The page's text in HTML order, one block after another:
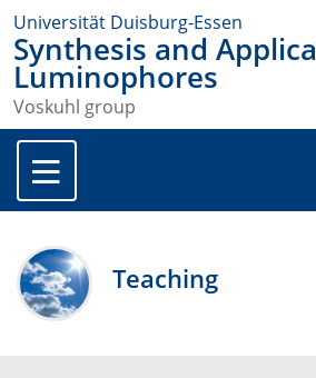
Universität Duisburg-Essen
Synthesis and
Luminophores
Voskuhl group
Teaching